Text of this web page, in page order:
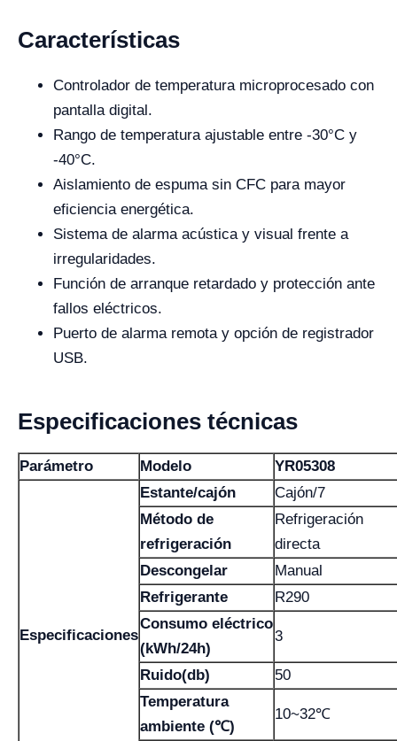
Características
Controlador de temperatura microprocesado con
pantalla digital.
Rango de temperatura ajustable entre -30°C y
-40°C.
Aislamiento de espuma sin CFC para mayor
eficiencia energética.
Sistema de alarma acústica y visual frente a
irregularidades.
Función de arranque retardado y protección ante
fallos eléctricos.
Puerto de alarma remota y opción de registrador
USB.
Especificaciones técnicas
Parámetro Modelo YR05308
Especificaciones
Estante/cajón
Cajón/7
Método de
refrigeración
Refrigeración
directa
Descongelar
Manual
Refrigerante
R290
Consumo eléctrico
(kWh/24h)
3
Ruido(db)
50
Temperatura
ambiente (℃)
10~32℃